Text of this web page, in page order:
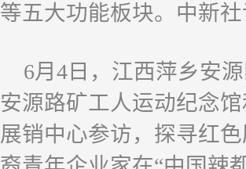
等五大功能板块。中新
6月4日，江西萍乡安
安源路矿工人运动纪念
展销中心参访，探寻红